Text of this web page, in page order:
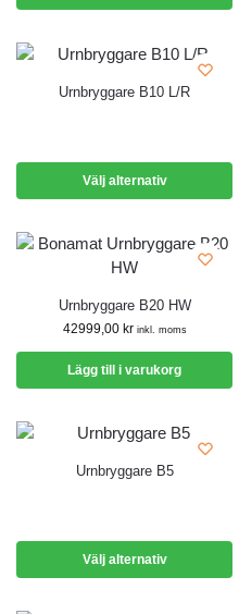
Urnbryggare B10 L/R
Välj alternativ
Urnbryggare B20 HW
42999,00 kr inkl. moms
Lägg till i varukorg
Urnbryggare B5
Välj alternativ